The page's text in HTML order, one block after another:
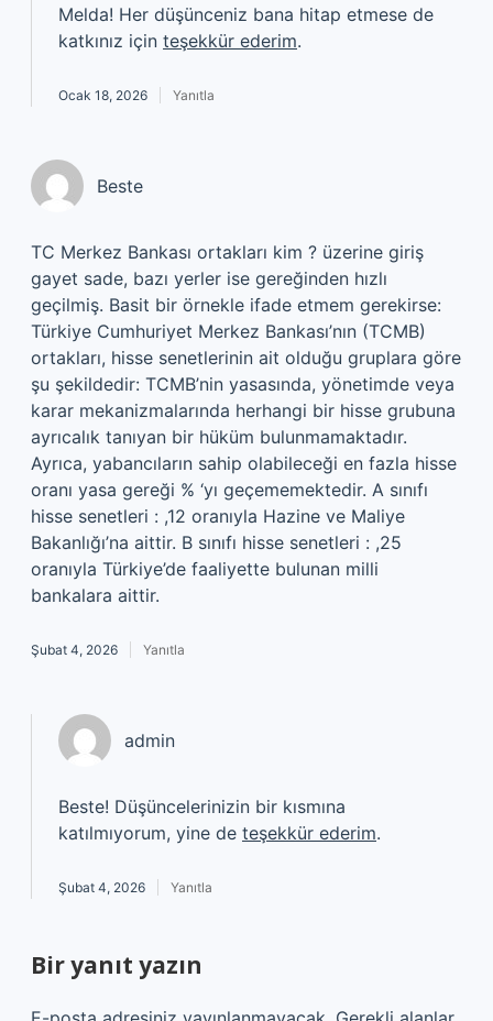
Melda! Her düşünceniz bana hitap etmese de
katkınız için teşekkür ederim.
Ocak 18, 2026 Yanıtla
Beste
TC Merkez Bankası ortakları kim ? üzerine giriş
gayet sade, bazı yerler ise gereğinden hızlı
geçilmiş. Basit bir örnekle ifade etmem gerekirse:
Türkiye Cumhuriyet Merkez Bankası’nın (TCMB)
ortakları, hisse senetlerinin ait olduğu gruplara göre
şu şekildedir: TCMB’nin yasasında, yönetimde veya
karar mekanizmalarında herhangi bir hisse grubuna
ayrıcalık tanıyan bir hüküm bulunmamaktadır.
Ayrıca, yabancıların sahip olabileceği en fazla hisse
oranı yasa gereği % ‘yı geçememektedir. A sınıfı
hisse senetleri : ,12 oranıyla Hazine ve Maliye
Bakanlığı’na aittir. B sınıfı hisse senetleri : ,25
oranıyla Türkiye’de faaliyette bulunan milli
bankalara aittir.
Şubat 4, 2026 Yanıtla
admin
Beste! Düşüncelerinizin bir kısmına
katılmıyorum, yine de teşekkür ederim.
Şubat 4, 2026 Yanıtla
Bir yanıt yazın